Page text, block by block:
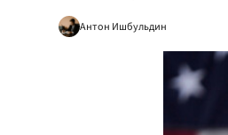
Антон Ишбульдин